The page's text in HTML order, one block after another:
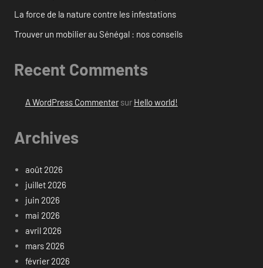
La force de la nature contre les infestations
Trouver un mobilier au Sénégal : nos conseils
Recent Comments
A WordPress Commentersur Hello world!
Archives
août 2026
juillet 2026
juin 2026
mai 2026
avril 2026
mars 2026
février 2026